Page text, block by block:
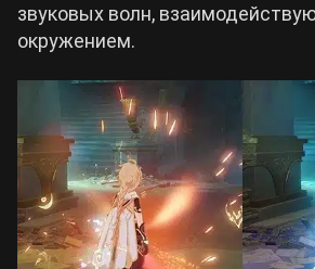
звуковых волн,
окружением.